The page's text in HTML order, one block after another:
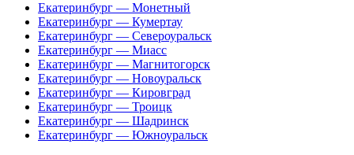
Екатеринбург — Монетный
Екатеринбург — Кумертау
Екатеринбург — Североуральск
Екатеринбург — Миасс
Екатеринбург — Магнитогорск
Екатеринбург — Новоуральск
Екатеринбург — Кировград
Екатеринбург — Троицк
Екатеринбург — Шадринск
Екатеринбург — Южноуральск